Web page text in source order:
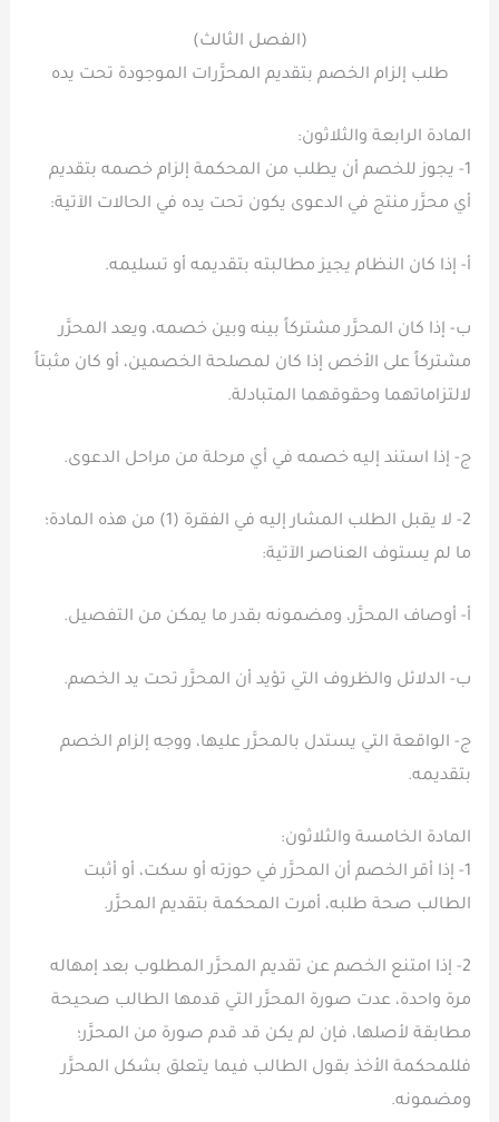
(الفصل الثالث)
طلب إلزام الخصم بتقديم المحرَّرات الموجودة تحت يده
المادة الرابعة والثلاثون:
1- يجوز للخصم أن يطلب من المحكمة إلزام خصمه بتقديم
أي محرَّر منتج في الدعوى يكون تحت يده في الحالات الآتية:
أ- إذا كان النظام يجيز مطالبته بتقديمه أو تسليمه.
ب- إذا كان المحرَّر مشتركاً بينه وبين خصمه، ويعد المحرَّر
مشتركاً على الأخص إذا كان لمصلحة الخصمين، أو كان مثبتاً
لالتزاماتهما وحقوقهما المتبادلة.
ج- إذا استند إليه خصمه في أي مرحلة من مراحل الدعوى.
2- لا يقبل الطلب المشار إليه في الفقرة (1) من هذه المادة؛
ما لم يستوف العناصر الآتية:
أ- أوصاف المحرَّر، ومضمونه بقدر ما يمكن من التفصيل.
ب- الدلائل والظروف التي تؤيد أن المحرَّر تحت يد الخصم.
ج- الواقعة التي يستدل بالمحرَّر عليها، ووجه إلزام الخصم
بتقديمه.
المادة الخامسة والثلاثون:
1- إذا أقر الخصم أن المحرَّر في حوزته أو سكت، أو أثبت
الطالب صحة طلبه، أمرت المحكمة بتقديم المحرَّر.
2- إذا امتنع الخصم عن تقديم المحرَّر المطلوب بعد إمهاله
مرة واحدة، عدت صورة المحرَّر التي قدمها الطالب صحيحة
مطابقة لأصلها، فإن لم يكن قد قدم صورة من المحرَّر؛
فللمحكمة الأخذ بقول الطالب فيما يتعلق بشكل المحرَّر
ومضمونه.